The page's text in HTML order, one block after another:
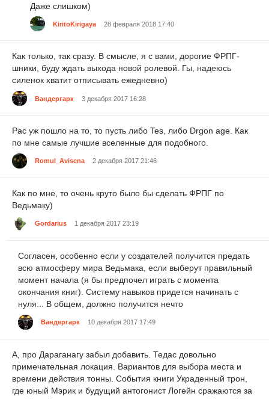
Даже слишком)
KiritoKirigaya 28 февраля 2018 17:40
Как только, так сразу. В смысле, я с вами, дорогие ФРПГ-
шники, буду ждать выхода новой ролевой. Гы, надеюсь
силенок хватит отписывать ежедневно)
Вандергарк 3 декабря 2017 16:28
Рас уж пошло на то, то пусть либо Tes, либо Drgon age. Как
по мне самые лучшие вселенные для подобного.
Romul_Avisena 2 декабря 2017 21:46
Как по мне, то очень круто было бы сделать ФРПГ по
Ведьмаку)
Gordarius 1 декабря 2017 23:19
Согласен, особенно если у создателей получится предать
всю атмосферу мира Ведьмака, если выберут правильный
момент начала (я бы предпочел играть с момента
окончания книг). Систему навыков придется начинать с
нуля... В общем, должно получится нечто
Вандергарк 10 декабря 2017 17:49
А, про Дараганагу забыл добавить. Тедас довольно
примечательная локация. Вариантов для выбора места и
времени действия тонны. События книги Украденный трон,
где юный Мэрик и будущий антогонист Логейн сражаются за